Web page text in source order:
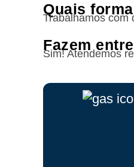
Quais
Trabalhamos
Fazem
Sim! Atendemos